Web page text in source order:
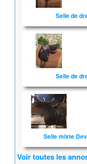
Selle de
Selle de
Selle mixte
Voir toutes les